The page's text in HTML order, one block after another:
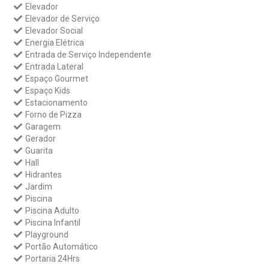
Elevador
Elevador de Serviço
Elevador Social
Energia Elétrica
Entrada de Serviço Independente
Entrada Lateral
Espaço Gourmet
Espaço Kids
Estacionamento
Forno de Pizza
Garagem
Gerador
Guarita
Hall
Hidrantes
Jardim
Piscina
Piscina Adulto
Piscina Infantil
Playground
Portão Automático
Portaria 24Hrs